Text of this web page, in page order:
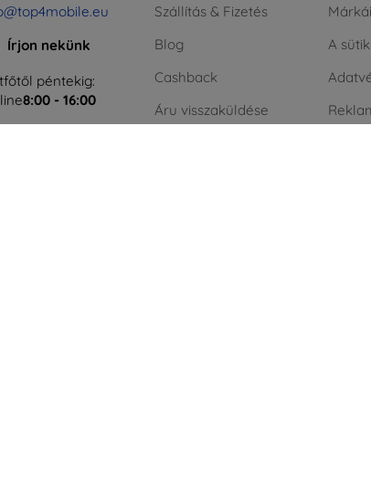
Írjon nekünk
péntekig:
8:00 - 16:00
Szállítás & Fizetés
Blog
Cashback
Áru visszaküldése
A sütik